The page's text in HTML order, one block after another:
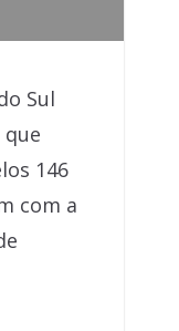
Sul
146
com a